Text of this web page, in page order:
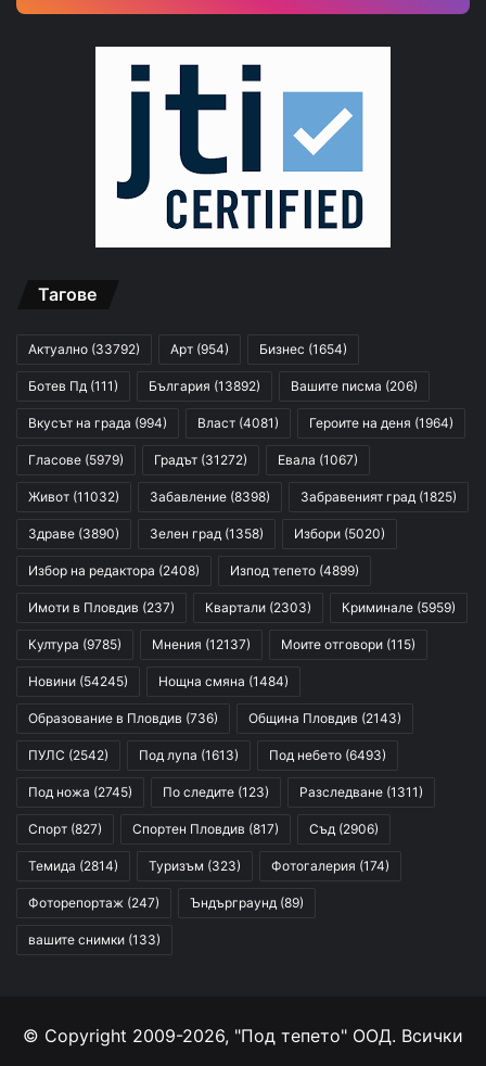
Тагове
Актуално (33792) Арт (954) Бизнес (1654)
Ботев Пд (111) България (13892) Вашите писма (206)
Вкусът на града (994) Власт (4081) Героите на деня (1964)
Гласове (5979) Градът (31272) Евала (1067)
Живот (11032) Забавление (8398) Забравеният град (1825)
Здраве (3890) Зелен град (1358) Избори (5020)
Избор на редактора (2408) Изпод тепето (4899)
Имоти в Пловдив (237) Квартали (2303) Криминале (5959)
Култура (9785) Мнения (12137) Моите отговори (115)
Новини (54245) Нощна смяна (1484)
Образование в Пловдив (736) Община Пловдив (2143)
ПУЛС (2542) Под лупа (1613) Под небето (6493)
Под ножа (2745) По следите (123) Разследване (1311)
Спорт (827) Спортен Пловдив (817) Съд (2906)
Темида (2814) Туризъм (323) Фотогалерия (174)
Фоторепортаж (247) Ъндърграунд (89)
вашите снимки (133)
© Copyright 2009-2026, "Под тепето" ООД. Всички